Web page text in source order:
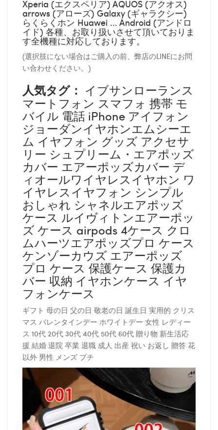
Xperia (エクスペリア) AQUOS (アクオス)
arrows (アローズ) Galaxy (ギャラクシー)
らくらくホン Huawei ... Android (アンドロ
イド) 各種、お取り扱いさせて頂いておりま
す全機種に対応しております。
(選択肢にない場合はご購入の前、弊店のLINEにお問
い合わせください。)
人気タグ： イブサンローランス
マートフォン スマフォ 携帯 モ
バイル 電話 iPhone アイフォン
ジョーダンイヤホンエムシーエ
ム イヤフォン グッズ アクセサ
リー シュプリーム・エアポッズ
カバー エアーポッズカバー デ
ィオールワイヤレスイヤホン ワ
イヤレスイヤフォン シンプル
おしゃれ シャネルエアポッズ
ケース ルイヴィトンエアーポッ
ズ ケース airpods 4ケース クロ
ムハーツエアポッズプロ ケース
ケンゾーカウズ エアーポッズ
プロ ケース 保護ケース 保護カ
バー 収納 イヤホンケース イヤ
フォンケース
ギフト 母の日 父の日 敬老の日 誕生日 実用的 クリス
マス バレンタインデー ホワイトデー 女性 レディー
ス 10代 20代 30代 40代 50代 60代 贈り物 新生活応
援 結婚 退院 卒業 退職 成人 出産 祝い お返し 贈答 花
以外 男性 メンズ プチ